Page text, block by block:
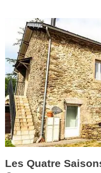
Les Quatre